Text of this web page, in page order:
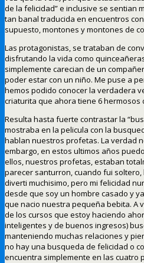
de la felicidad” e inclusive se sentian
tan banal traducida en encuentros
supuesto, montones y montones de
Las protagonistas, se trataban de
disfrutando la vida como
simplemente carecian de un
poder estar con un niño. Me puse a
hemos podido conocer la verdadera
criaturita que ahora tiene 6 hermosos
Resulta hasta fuerte contrastar la
mostraba en la pelicula con la
hablan nuestros profetas. La verdad
embargo, en estos ultimos años
ellos, nuestros profetas, estaban
parecer santurron, cuando fui
diverti muchisimo, pero mi felicidad
desde que soy un hombre casado y
que nacio nuestra pequeña bebita. A
de los cursos que estoy haciendo
inteligentes y de buenos ingresos)
manteniendo muchas relaciones y
no hay una busqueda de felicidad o
encuentra simplemente en las cuatro